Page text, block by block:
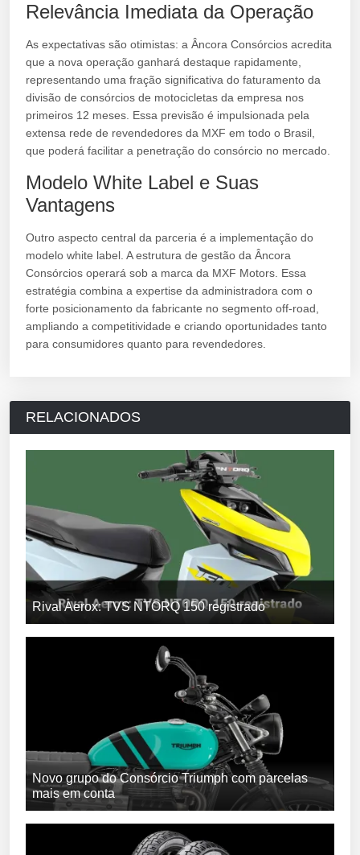
Relevância Imediata da Operação
As expectativas são otimistas: a Âncora Consórcios acredita
que a nova operação ganhará destaque rapidamente,
representando uma fração significativa do faturamento da
divisão de consórcios de motocicletas da empresa nos
primeiros 12 meses. Essa previsão é impulsionada pela
extensa rede de revendedores da MXF em todo o Brasil,
que poderá facilitar a penetração do consórcio no mercado.
Modelo White Label e Suas
Vantagens
Outro aspecto central da parceria é a implementação do
modelo white label. A estrutura de gestão da Âncora
Consórcios operará sob a marca da MXF Motors. Essa
estratégia combina a expertise da administradora com o
forte posicionamento da fabricante no segmento off-road,
ampliando a competitividade e criando oportunidades tanto
para consumidores quanto para revendedores.
RELACIONADOS
Rival Aerox: TVS NTORQ 150 registrado
Novo grupo do Consórcio Triumph com parcelas
mais em conta